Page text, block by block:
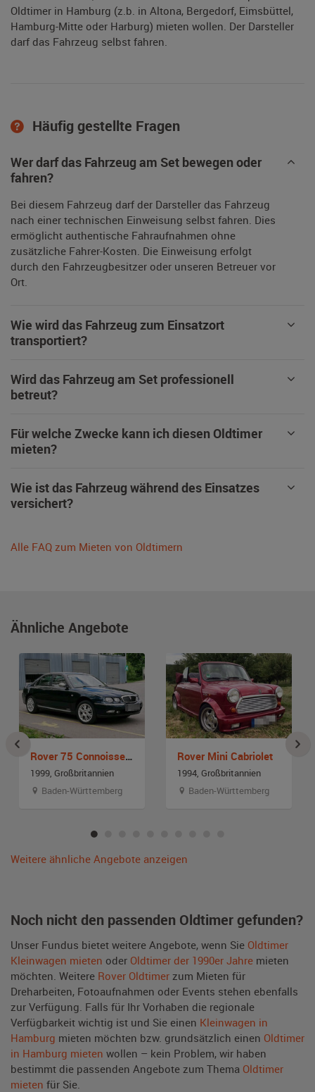
Oldtimer in Hamburg (z.b. in Altona, Bergedorf, Eimsbüttel,
Hamburg-Mitte oder Harburg) mieten wollen. Der Darsteller
darf das Fahrzeug selbst fahren.
Häufig gestellte Fragen
Wer darf das Fahrzeug am Set bewegen oder
fahren?
Bei diesem Fahrzeug darf der Darsteller das Fahrzeug
nach einer technischen Einweisung selbst fahren. Dies
ermöglicht authentische Fahraufnahmen ohne
zusätzliche Fahrer-Kosten. Die Einweisung erfolgt
durch den Fahrzeugbesitzer oder unseren Betreuer vor
Ort.
Wie wird das Fahrzeug zum Einsatzort
transportiert?
Wird das Fahrzeug am Set professionell
betreut?
Für welche Zwecke kann ich diesen Oldtimer
mieten?
Wie ist das Fahrzeug während des Einsatzes
versichert?
Alle FAQ zum Mieten von Oldtimern
Ähnliche Angebote
Rover 75 Connoisseur
1999, Großbritannien
Baden-Württemberg
Rover Mini Cabriolet
1994, Großbritannien
Baden-Württemberg
Weitere ähnliche Angebote anzeigen
Noch nicht den passenden Oldtimer gefunden?
Unser Fundus bietet weitere Angebote, wenn Sie Oldtimer
Kleinwagen mieten oder Oldtimer der 1990er Jahre mieten
möchten. Weitere Rover Oldtimer zum Mieten für
Dreharbeiten, Fotoaufnahmen oder Events stehen ebenfalls
zur Verfügung. Falls für Ihr Vorhaben die regionale
Verfügbarkeit wichtig ist und Sie einen Kleinwagen in
Hamburg mieten möchten bzw. grundsätzlich einen Oldtimer
in Hamburg mieten wollen – kein Problem, wir haben
bestimmt die passenden Angebote zum Thema Oldtimer
mieten für Sie.